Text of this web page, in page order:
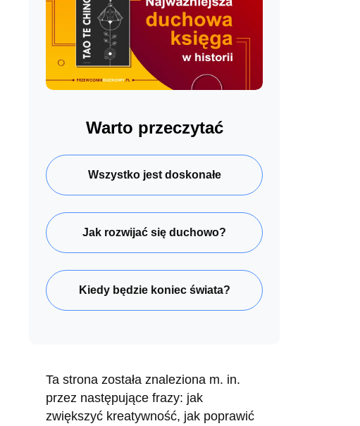
Warto przeczytać
Wszystko jest doskonałe
Jak rozwijać się duchowo?
Kiedy będzie koniec świata?
Ta strona została znaleziona m. in.
przez następujące frazy: jak
zwiększyć kreatywność, jak poprawić